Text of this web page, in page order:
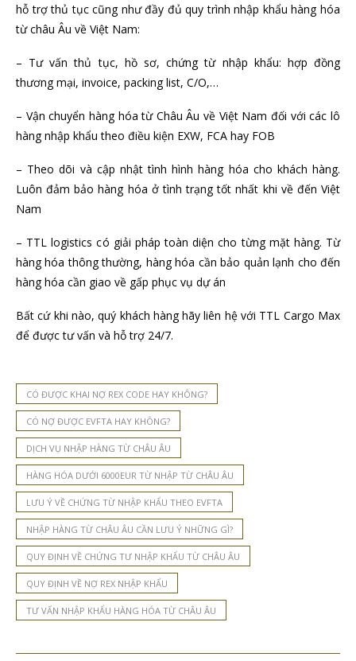
hỗ trợ thủ tục cũng như đầy đủ quy trình nhập khẩu hàng hóa
từ châu Âu về Việt Nam:
– Tư vấn thủ tục, hồ sơ, chứng từ nhập khẩu: hợp đồng
thương mại, invoice, packing list, C/O,…
– Vận chuyển hàng hóa từ Châu Âu về Việt Nam đối với các lô
hàng nhập khẩu theo điều kiện EXW, FCA hay FOB
– Theo dõi và cập nhật tình hình hàng hóa cho khách hàng.
Luôn đảm bảo hàng hóa ở tình trạng tốt nhất khi về đến Việt
Nam
– TTL logistics có giải pháp toàn diện cho từng mặt hàng. Từ
hàng hóa thông thường, hàng hóa cần bảo quản lạnh cho đến
hàng hóa cần giao về gấp phục vụ dự án
Bất cứ khi nào, quý khách hàng hãy liên hệ với TTL Cargo Max
để được tư vấn và hỗ trợ 24/7.
CÓ ĐƯỢC KHAI NỢ REX CODE HAY KHÔNG?
CÓ NỢ ĐƯỢC EVFTA HAY KHÔNG?
DỊCH VỤ NHẬP HÀNG TỪ CHÂU ÂU
HÀNG HÓA DƯỚI 6000EUR TỪ NHẬP TỪ CHÂU ÂU
LƯU Ý VỀ CHỨNG TỪ NHẬP KHẨU THEO EVFTA
NHẬP HÀNG TỪ CHÂU ÂU CẦN LƯU Ý NHỮNG GÌ?
QUY ĐỊNH VỀ CHỨNG TƯ NHẬP KHẨU TỪ CHÂU ÂU
QUY ĐỊNH VỀ NỢ REX NHẬP KHẨU
TƯ VẤN NHẬP KHẨU HÀNG HÓA TỪ CHÂU ÂU